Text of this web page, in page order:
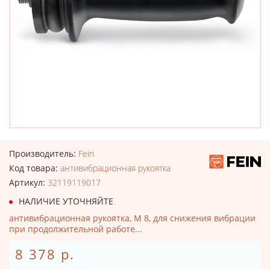
Производитель: Fein
Код товара: антивибрационная рукоятка
Артикул: 32119119017
НАЛИЧИЕ УТОЧНЯЙТЕ
антивибрационная рукоятка, M 8, для снижения вибрации
при продолжительной работе...
8 378 р.